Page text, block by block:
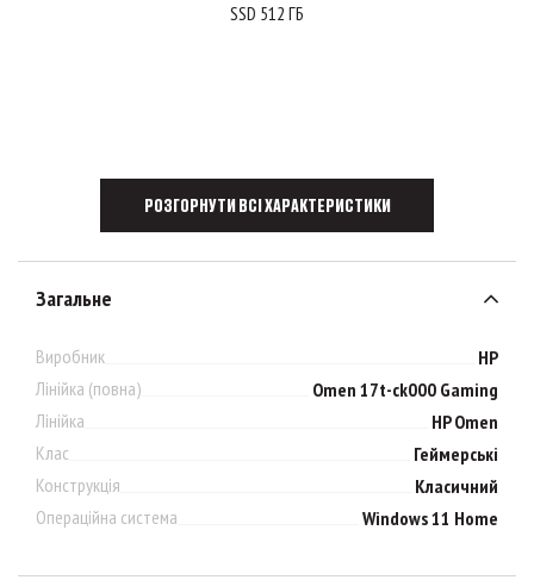
SSD 512 ГБ
РОЗГОРНУТИ ВСІ ХАРАКТЕРИСТИКИ
Загальне
Виробник
HP
Лінійка (повна)
Omen 17t-ck000 Gaming
Лінійка
HP Omen
Клас
Геймерські
Конструкція
Класичний
Операційна система
Windows 11 Home